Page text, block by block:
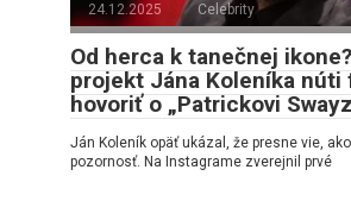
24.12.2025 Celebrity
Od herca k tanečnej
projekt Jána Koleníka núti
hovoriť o „Patrickovi
Ján Koleník opäť ukázal, že presne vie,
pozornosť. Na Instagrame zverejnil prvé